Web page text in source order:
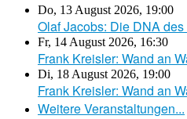
Do, 13 August 2026, 19:00
Olaf Jacobs: Die DNA
Fr, 14 August 2026, 16:30
Frank Kreisler: Wand an
Di, 18 August 2026, 19:00
Frank Kreisler: Wand an
Weitere Veranstaltungen...